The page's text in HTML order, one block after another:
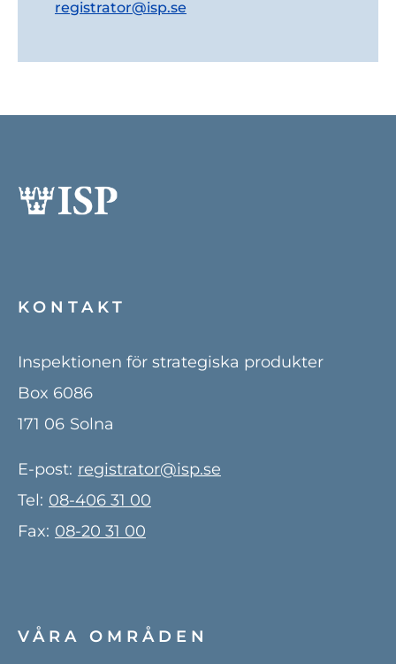
registrator@isp.se
KONTAKT
Inspektionen för strategiska produkter
Box 6086
171 06 Solna
E-post: registrator@isp.se
Tel: 08-406 31 00
Fax: 08-20 31 00
VÅRA OMRÅDEN